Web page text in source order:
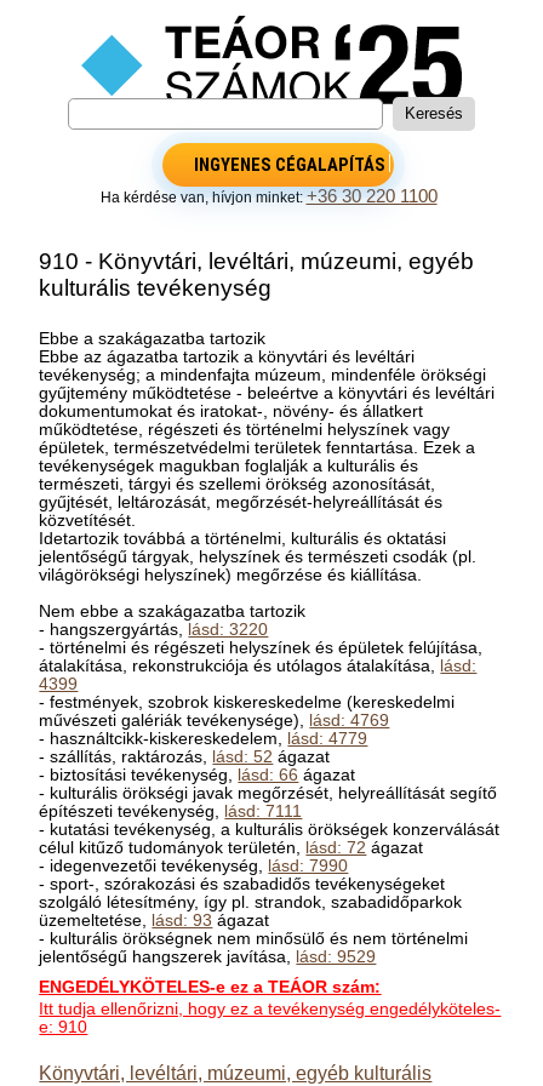
INGYENES CÉGALAPÍTÁS
Ha kérdése van, hívjon minket:+36 30 220 1100
910 - Könyvtári, levéltári, múzeumi, egyéb
kulturális tevékenység
Ebbe a szakágazatba tartozik
Ebbe az ágazatba tartozik a könyvtári és levéltári
tevékenység; a mindenfajta múzeum, mindenféle örökségi
gyűjtemény működtetése - beleértve a könyvtári és levéltári
dokumentumokat és iratokat-, növény- és állatkert
működtetése, régészeti és történelmi helyszínek vagy
épületek, természetvédelmi területek fenntartása. Ezek a
tevékenységek magukban foglalják a kulturális és
természeti, tárgyi és szellemi örökség azonosítását,
gyűjtését, leltározását, megőrzését-helyreállítását és
közvetítését.
Idetartozik továbbá a történelmi, kulturális és oktatási
jelentőségű tárgyak, helyszínek és természeti csodák (pl.
világörökségi helyszínek) megőrzése és kiállítása.
Nem ebbe a szakágazatba tartozik
- hangszergyártás, lásd: 3220
- történelmi és régészeti helyszínek és épületek felújítása,
átalakítása, rekonstrukciója és utólagos átalakítása, lásd:
4399
- festmények, szobrok kiskereskedelme (kereskedelmi
művészeti galériák tevékenysége), lásd: 4769
- használtcikk-kiskereskedelem, lásd: 4779
- szállítás, raktározás, lásd: 52 ágazat
- biztosítási tevékenység, lásd: 66 ágazat
- kulturális örökségi javak megőrzését, helyreállítását segítő
építészeti tevékenység, lásd: 7111
- kutatási tevékenység, a kulturális örökségek konzerválását
célul kitűző tudományok területén, lásd: 72 ágazat
- idegenvezetői tevékenység, lásd: 7990
- sport-, szórakozási és szabadidős tevékenységeket
szolgáló létesítmény, így pl. strandok, szabadidőparkok
üzemeltetése, lásd: 93 ágazat
- kulturális örökségnek nem minősülő és nem történelmi
jelentőségű hangszerek javítása, lásd: 9529
ENGEDÉLYKÖTELES-e ez a TEÁOR szám:
Itt tudja ellenőrizni, hogy ez a tevékenység engedélyköteles-
e: 910
Könyvtári, levéltári, múzeumi, egyéb kulturális